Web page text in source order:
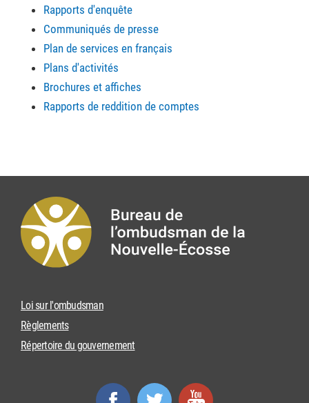
Rapports d'enquête
Communiqués de presse
Plan de services en français
Plans d'activités
Brochures et affiches
Rapports de reddition de comptes
Loi sur l'ombudsman
Règlements
Répertoire du gouvernement